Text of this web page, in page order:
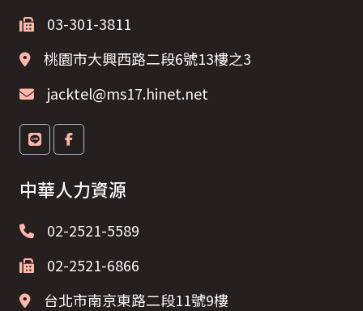
03-301-3811
桃園市大興西路二段6號13樓之3
jacktel@ms17.hinet.net
中華人力資源
02-2521-5589
02-2521-6866
台北市南京東路二段11號9樓